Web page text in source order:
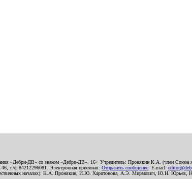
«Дебри-ДВ» со знаком «Дебри-ДВ». 16+ Учредитель: Пронякин К.А. (член
т./ф.84212296081. Электронная приемная: Отправить сообщение . E-mail:
общественных началах): К.А. Пронякин, И.Ю. Харитонова, А.Э. Мирмович, Ю.Н.